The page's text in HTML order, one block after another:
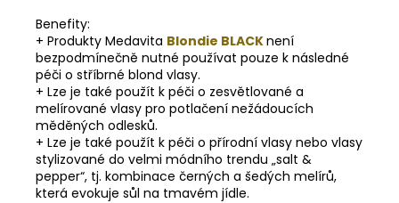
Benefity:
+ Produkty Medavita Blondie BLACKnení
bezpodmínečně nutné používat pouze k následné
péči o stříbrné blond vlasy.
+ Lze je také použít k péči o zesvětlované a
melírované vlasy pro potlačení nežádoucích
měděných odlesků.
+ Lze je také použít k péči o přírodní vlasy nebo vlasy
stylizované do velmi módního trendu „salt &
pepper“, tj. kombinace černých a šedých melírů,
která evokuje sůl na tmavém jídle.